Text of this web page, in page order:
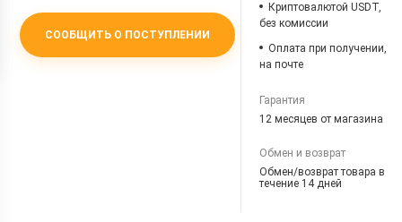
СООБЩИТЬ О ПОСТУПЛЕНИИ
Криптовалютой USDT,
без комиссии
Оплата при получении,
на почте
Гарантия
12 месяцев от магазина
Обмен и возврат
Обмен/возврат товара в
течение 14 дней